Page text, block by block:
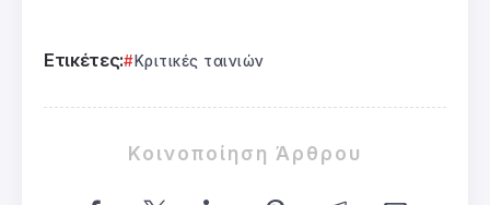
Ετικέτες: Κριτικές ταινιών
Κοινοποίηση Άρθρου